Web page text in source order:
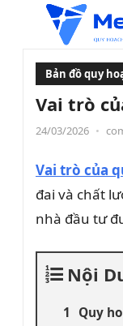
Bản đồ quy
Vai trò
24/03/2026 •
Vai trò của
đai và chất
nhà đầu tư
Nội
Quy